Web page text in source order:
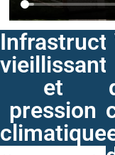
et
pression
climatique